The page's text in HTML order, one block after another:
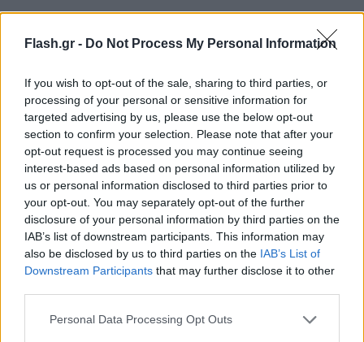
Flash.gr - Do Not Process My Personal Information
If you wish to opt-out of the sale, sharing to third parties, or
processing of your personal or sensitive information for
targeted advertising by us, please use the below opt-out
section to confirm your selection. Please note that after your
opt-out request is processed you may continue seeing
interest-based ads based on personal information utilized by
us or personal information disclosed to third parties prior to
your opt-out. You may separately opt-out of the further
disclosure of your personal information by third parties on the
IAB’s list of downstream participants. This information may
also be disclosed by us to third parties on the IAB’s List of
Downstream Participants that may further disclose it to other
Please note that this website/app uses one or more Google
Personal Data Processing Opt Outs